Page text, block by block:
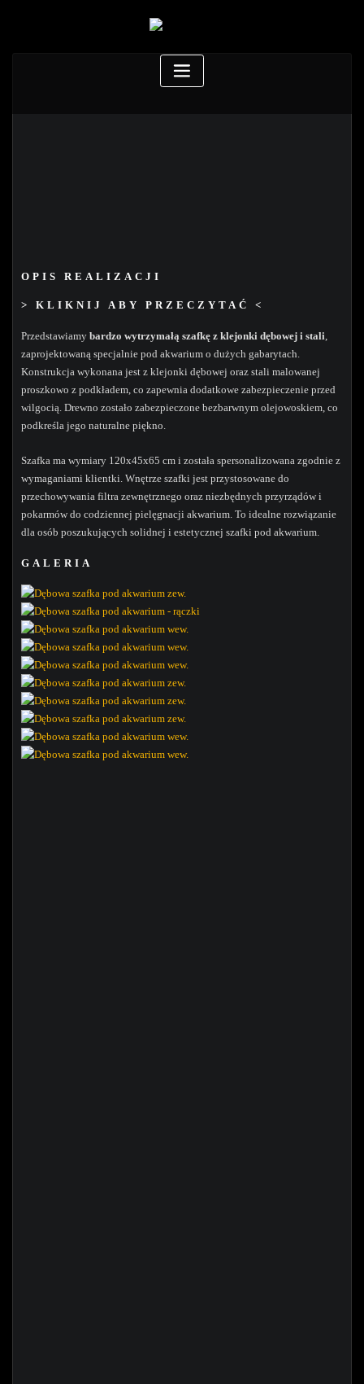
OPIS REALIZACJI
> KLIKNIJ ABY PRZECZYTAĆ <
Przedstawiamy bardzo wytrzymałą szafkę z klejonki dębowej i stali,
zaprojektowaną specjalnie pod akwarium o dużych gabarytach.
Konstrukcja wykonana jest z klejonki dębowej oraz stali malowanej
proszkowo z podkładem, co zapewnia dodatkowe zabezpieczenie przed
wilgocią. Drewno zostało zabezpieczone bezbarwnym olejowoskiem, co
podkreśla jego naturalne piękno.
Szafka ma wymiary 120x45x65 cm i została spersonalizowana zgodnie z
wymaganiami klientki. Wnętrze szafki jest przystosowane do
przechowywania filtra zewnętrznego oraz niezbędnych przyrządów i
pokarmów do codziennej pielęgnacji akwarium. To idealne rozwiązanie
dla osób poszukujących solidnej i estetycznej szafki pod akwarium.
GALERIA